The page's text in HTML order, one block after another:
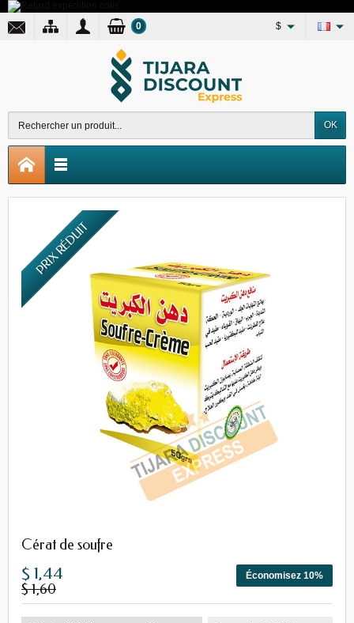
$
OK
0
PRIX RÉDUIT
Cérat de soufre
Économisez 10%
$ 1,44
$ 1,60